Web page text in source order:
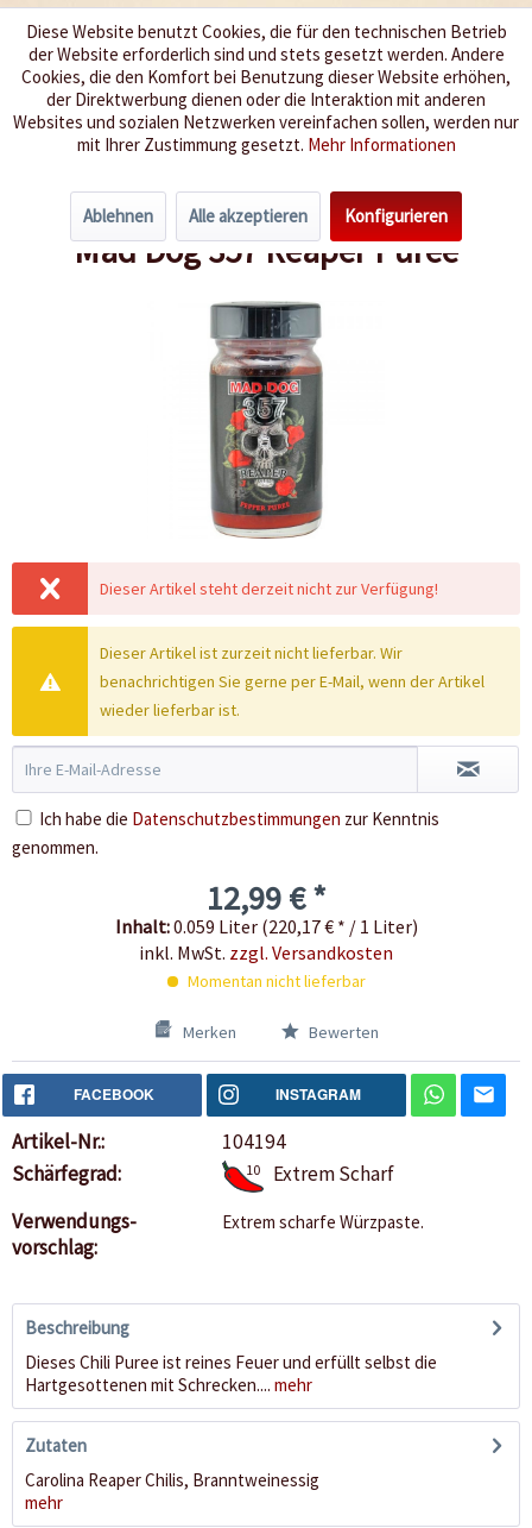
Wir würzen Ihr Leben
Menü
Übersicht Super hot Chilis
Mad Dog 357 Reaper Puree
Dieser Artikel steht derzeit nicht zur Verfügung!
Dieser Artikel ist zurzeit nicht lieferbar. Wir
benachrichtigen Sie gerne per E-Mail, wenn der Artikel
wieder lieferbar ist.
Ich habe die Datenschutzbestimmungen zur Kenntnis
genommen.
12,99 € *
Inhalt:0.059 Liter (220,17 € * / 1 Liter)
inkl. MwSt. zzgl. Versandkosten
Momentan nicht lieferbar
Merken Bewerten
FACEBOOK INSTAGRAM
Artikel-Nr.:
104194
Schärfegrad:
10
Extrem Scharf
Verwendungs-
vorschlag:
Extrem scharfe Würzpaste.
Beschreibung
Dieses Chili Puree ist reines Feuer und erfüllt selbst die
Hartgesottenen mit Schrecken.... mehr
Zutaten
Carolina Reaper Chilis, Branntweinessig
mehr
Diese Website benutzt Cookies, die für den technischen Betrieb
der Website erforderlich sind und stets gesetzt werden. Andere
Cookies, die den Komfort bei Benutzung dieser Website erhöhen,
der Direktwerbung dienen oder die Interaktion mit anderen
Websites und sozialen Netzwerken vereinfachen sollen, werden nur
mit Ihrer Zustimmung gesetzt. Mehr Informationen
Ablehnen Alle akzeptieren Konfigurieren